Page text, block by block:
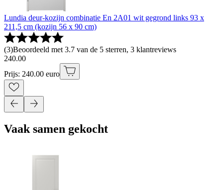
Lundia deur-kozijn combinatie En 2A01 wit gegrond links 93 x
211,5 cm (kozijn 56 x 90 cm)
(3)Beoordeeld met 3.7 van de 5 sterren, 3 klantreviews
240.00
Prijs: 240.00 euro
Vaak samen gekocht